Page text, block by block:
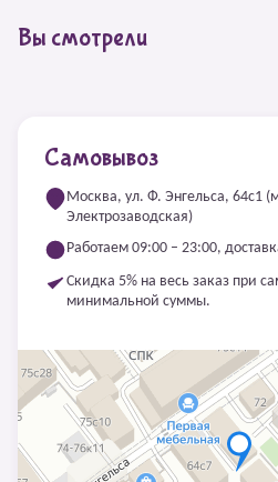
Вы смотрели
Самовывоз
Москва, ул. Ф. Энгельса, 64с1
Электрозаводская)
Работаем 09:00 – 23:00,
Скидка 5% на весь заказ при
минимальной суммы.